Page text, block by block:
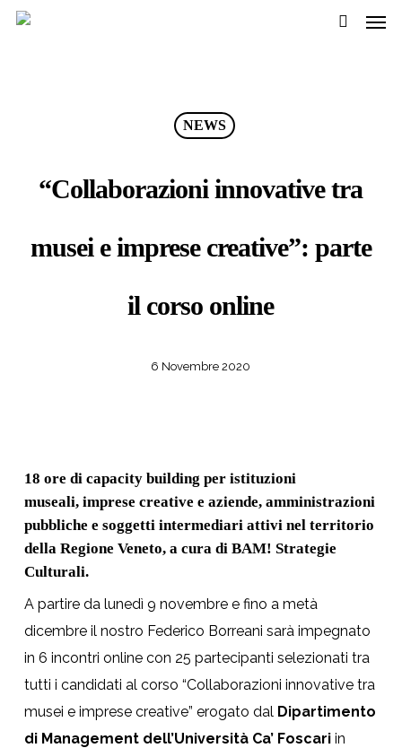
Passa
NEWS
“Collaborazioni innovative tra
musei e imprese creative”: parte
il corso online
6 Novembre 2020
18 ore di capacity building per istituzioni
museali, imprese creative e aziende, amministrazioni
pubbliche e soggetti intermediari attivi nel territorio
della Regione Veneto, a cura di BAM! Strategie
Culturali.
A partire da lunedì 9 novembre e fino a metà
dicembre il nostro Federico Borreani sarà impegnato
in 6 incontri online con 25 partecipanti selezionati tra
tutti i candidati al corso “Collaborazioni innovative tra
musei e imprese creative” erogato dal Dipartimento
di Management dell’Università Ca’ Foscariin
Menu